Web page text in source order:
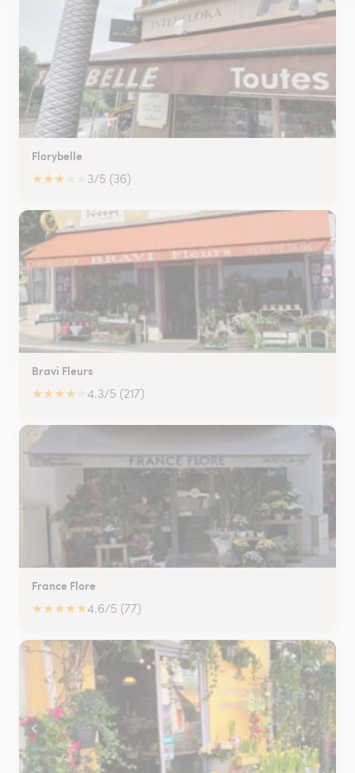
Florybelle
★★★ 3/5 (36)
Bravi Fleurs
★★★★ 4.3/5 (217)
France Flore
★★★★★4.6/5 (77)